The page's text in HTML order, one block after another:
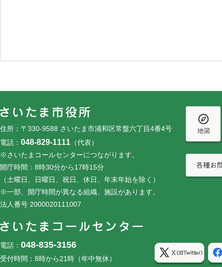
住所：〒330-9588 さいたま市浦和区常盤六丁目4番4号
電話： 048-829-1111 （代表）
※さいたまコールセンターにつながります。
開庁時間：8時30分から17時15分
（土曜日、日曜日、祝日、休日、年末年始を除く）
※一部、開庁時間が異なる組織、施設があります。
法人番号 2000020111007
電話： 048-835-3156
受付時間：8時から21時（年中無休）